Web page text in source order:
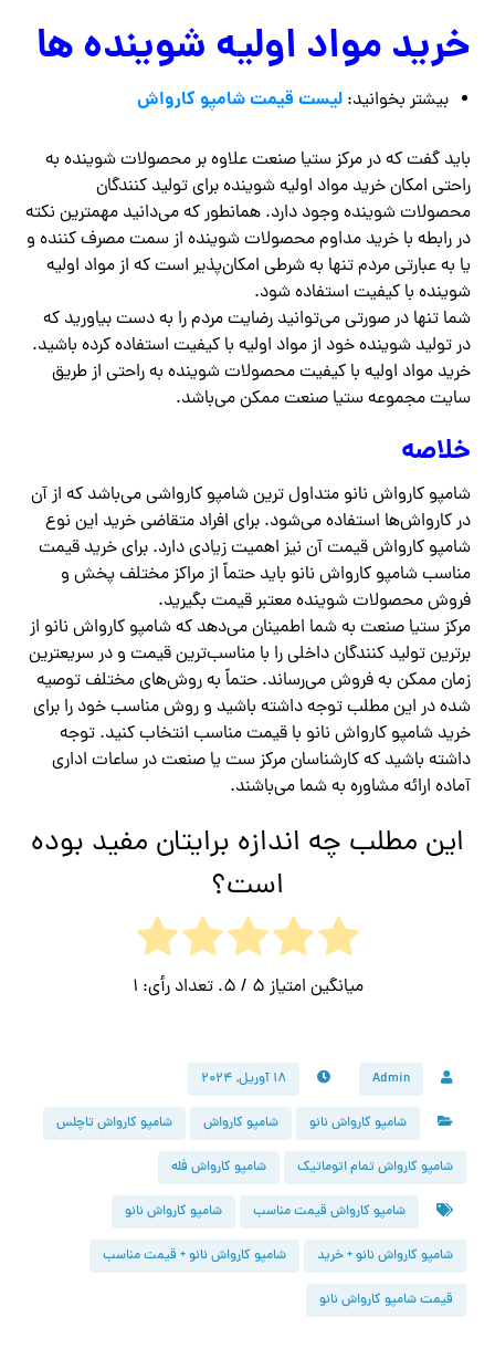
خرید مواد اولیه شوینده ها
بیشتر بخوانید:لیست قیمت شامپو کارواش
باید گفت که در مرکز ستیا صنعت علاوه بر محصولات شوینده به
راحتی امکان خرید مواد اولیه شوینده برای تولید کنندگان
محصولات شوینده وجود دارد. همانطور که می‌دانید مهمترین نکته
در رابطه با خرید مداوم محصولات شوینده از سمت مصرف کننده و
یا به عبارتی مردم تنها به شرطی امکان‌پذیر است که از مواد اولیه
شوینده با کیفیت استفاده شود.
شما تنها در صورتی می‌توانید رضایت مردم را به دست بیاورید که
در تولید شوینده خود از مواد اولیه با کیفیت استفاده کرده باشید.
خرید مواد اولیه با کیفیت محصولات شوینده به راحتی از طریق
سایت مجموعه ستیا صنعت ممکن می‌باشد.
خلاصه
شامپو کارواش نانو متداول ترین شامپو کارواشی می‌باشد که از آن
در کارواش‌ها استفاده می‌شود. برای افراد متقاضی خرید این نوع
شامپو کارواش قیمت آن نیز اهمیت زیادی دارد. برای خرید قیمت
مناسب شامپو کارواش نانو باید حتماً از مراکز مختلف پخش و
فروش محصولات شوینده معتبر قیمت بگیرید.
مرکز ستیا صنعت به شما اطمینان می‌دهد که شامپو کارواش نانو از
برترین تولید کنندگان داخلی را با مناسب‌ترین قیمت و در سریعترین
زمان ممکن به فروش می‌رساند. حتماً به روش‌های مختلف توصیه
شده در این مطلب توجه داشته باشید و روش مناسب خود را برای
خرید شامپو کارواش نانو با قیمت مناسب انتخاب کنید. توجه
داشته باشید که کارشناسان مرکز ست یا صنعت در ساعات اداری
آماده ارائه مشاوره به شما می‌باشند.
این مطلب چه اندازه برایتان مفید بوده
است؟
میانگین امتیاز 5 / 5. تعداد رأی: 1
Admin ۱۸ آوریل, ۲۰۲۴
شامپو کارواش نانو شامپو کارواش شامپو کارواش تاچلس
شامپو کارواش تمام اتوماتیک شامپو کارواش فله
شامپو کارواش قیمت مناسب شامپو کارواش نانو
شامپو کارواش نانو + خرید شامپو کارواش نانو + قیمت مناسب
قیمت شامپو کارواش نانو